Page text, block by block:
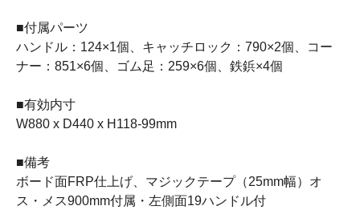
■付属パーツ
ハンドル：124×1個、キャッチロック：790×2個、コー
ナー：851×6個、ゴム足：259×6個、鉄鋲×4個
■有効内寸
W880 x D440 x H118-99mm
■備考
ボード面FRP仕上げ、マジックテープ（25mm幅）オ
ス・メス900mm付属・左側面19ハンドル付